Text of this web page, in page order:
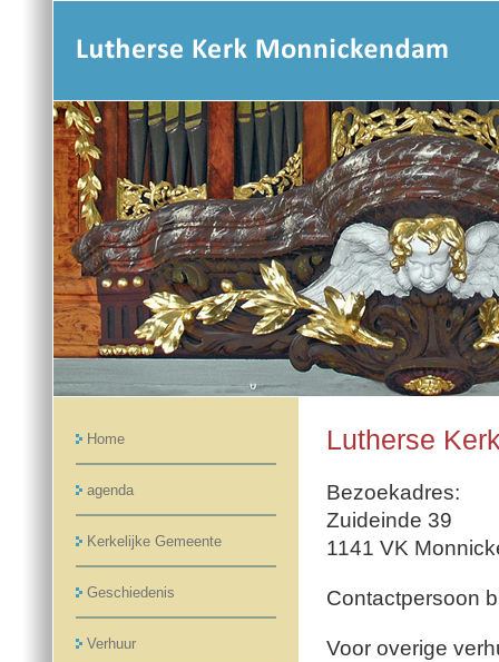
Home
agenda
Kerkelijke Gemeente
Geschiedenis
Verhuur
Lutherse
Bezoekadres:
Zuideinde 39
1141 VK
Contactpersoon
Voor overige